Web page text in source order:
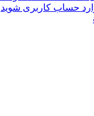
حساب کاربری شوید